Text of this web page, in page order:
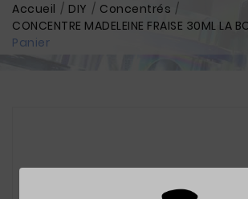
Accueil DIY
Concentrés
CONCENTRE MADELEINE FRAISE 30ML LA
Panier